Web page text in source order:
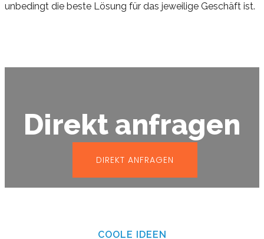
unbedingt die beste Lösung für das jeweilige Geschäft ist.
Direkt anfragen
DIREKT ANFRAGEN
COOLE IDEEN